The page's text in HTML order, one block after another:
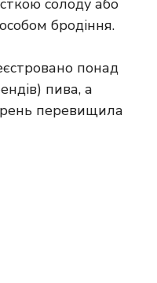
солоду або
бродіння.
понад
пива, а
перевищила